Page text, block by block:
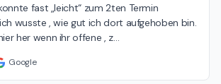
fast „leicht“ zum 2ten Termin
wusste , wie gut ich dort aufgehoben bin.
her wenn ihr offene , z…
Google